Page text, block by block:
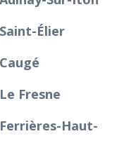
Élier
Fresne
Haut-